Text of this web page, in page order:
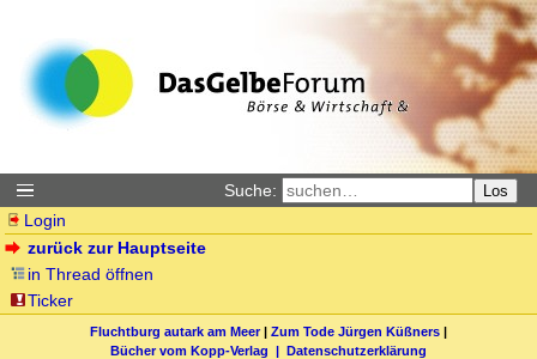
Suche: Los
Login
zurück zur Hauptseite
in Thread öffnen
Ticker
Fluchtburg autark am Meer| Zum Tode Jürgen Küßners |
Bücher vom Kopp-Verlag | Datenschutzerklärung